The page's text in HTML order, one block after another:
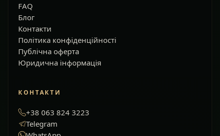
FAQ
Блог
Контакти
Політика конфіденційності
Публічна оферта
Юридична інформація
КОНТАКТИ
+38 063 824 3223
Telegram